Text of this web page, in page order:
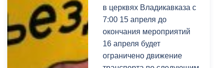
в церквях Владикавказа с
7:00 15 апреля до
окончания мероприятий
16 апреля будет
ограничено движение